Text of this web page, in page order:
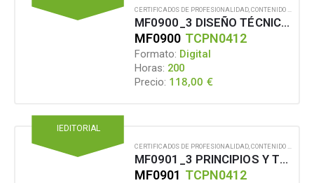
CERTIFICADOS DE PROFESIONALIDAD CONTENIDO EN FORMATO DIGITAL
MF0900_3 DISEÑO TÉCNICO DE ESTAMPADOS TEXTILES
MF0900 TCPN0412
Formato: Digital
Horas: 200
Precio: 118,00 €
IEDITORIAL
CERTIFICADOS DE PROFESIONALIDAD CONTENIDO EN FORMATO DIGITAL
MF0901_3 PRINCIPIOS Y TÉCNICAS DE ENNOBLECIMIENTO TEXTIL
MF0901 TCPN0412